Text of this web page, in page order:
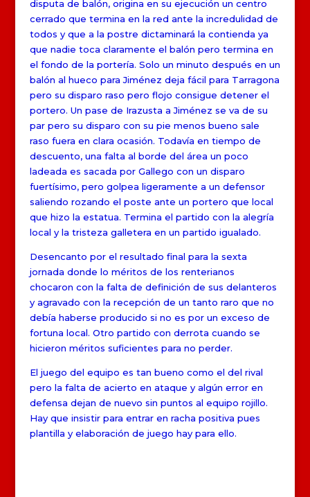
disputa de balón, origina en su ejecución un centro
cerrado que termina en la red ante la incredulidad de
todos y que a la postre dictaminará la contienda ya
que nadie toca claramente el balón pero termina en
el fondo de la portería. Solo un minuto después en un
balón al hueco para Jiménez deja fácil para Tarragona
pero su disparo raso pero flojo consigue detener el
portero. Un pase de Irazusta a Jiménez se va de su
par pero su disparo con su pie menos bueno sale
raso fuera en clara ocasión. Todavía en tiempo de
descuento, una falta al borde del área un poco
ladeada es sacada por Gallego con un disparo
fuertísimo, pero golpea ligeramente a un defensor
saliendo rozando el poste ante un portero que local
que hizo la estatua. Termina el partido con la alegría
local y la tristeza galletera en un partido igualado.
Desencanto por el resultado final para la sexta
jornada donde lo méritos de los renterianos
chocaron con la falta de definición de sus delanteros
y agravado con la recepción de un tanto raro que no
debía haberse producido si no es por un exceso de
fortuna local. Otro partido con derrota cuando se
hicieron méritos suficientes para no perder.
El juego del equipo es tan bueno como el del rival
pero la falta de acierto en ataque y algún error en
defensa dejan de nuevo sin puntos al equipo rojillo.
Hay que insistir para entrar en racha positiva pues
plantilla y elaboración de juego hay para ello.